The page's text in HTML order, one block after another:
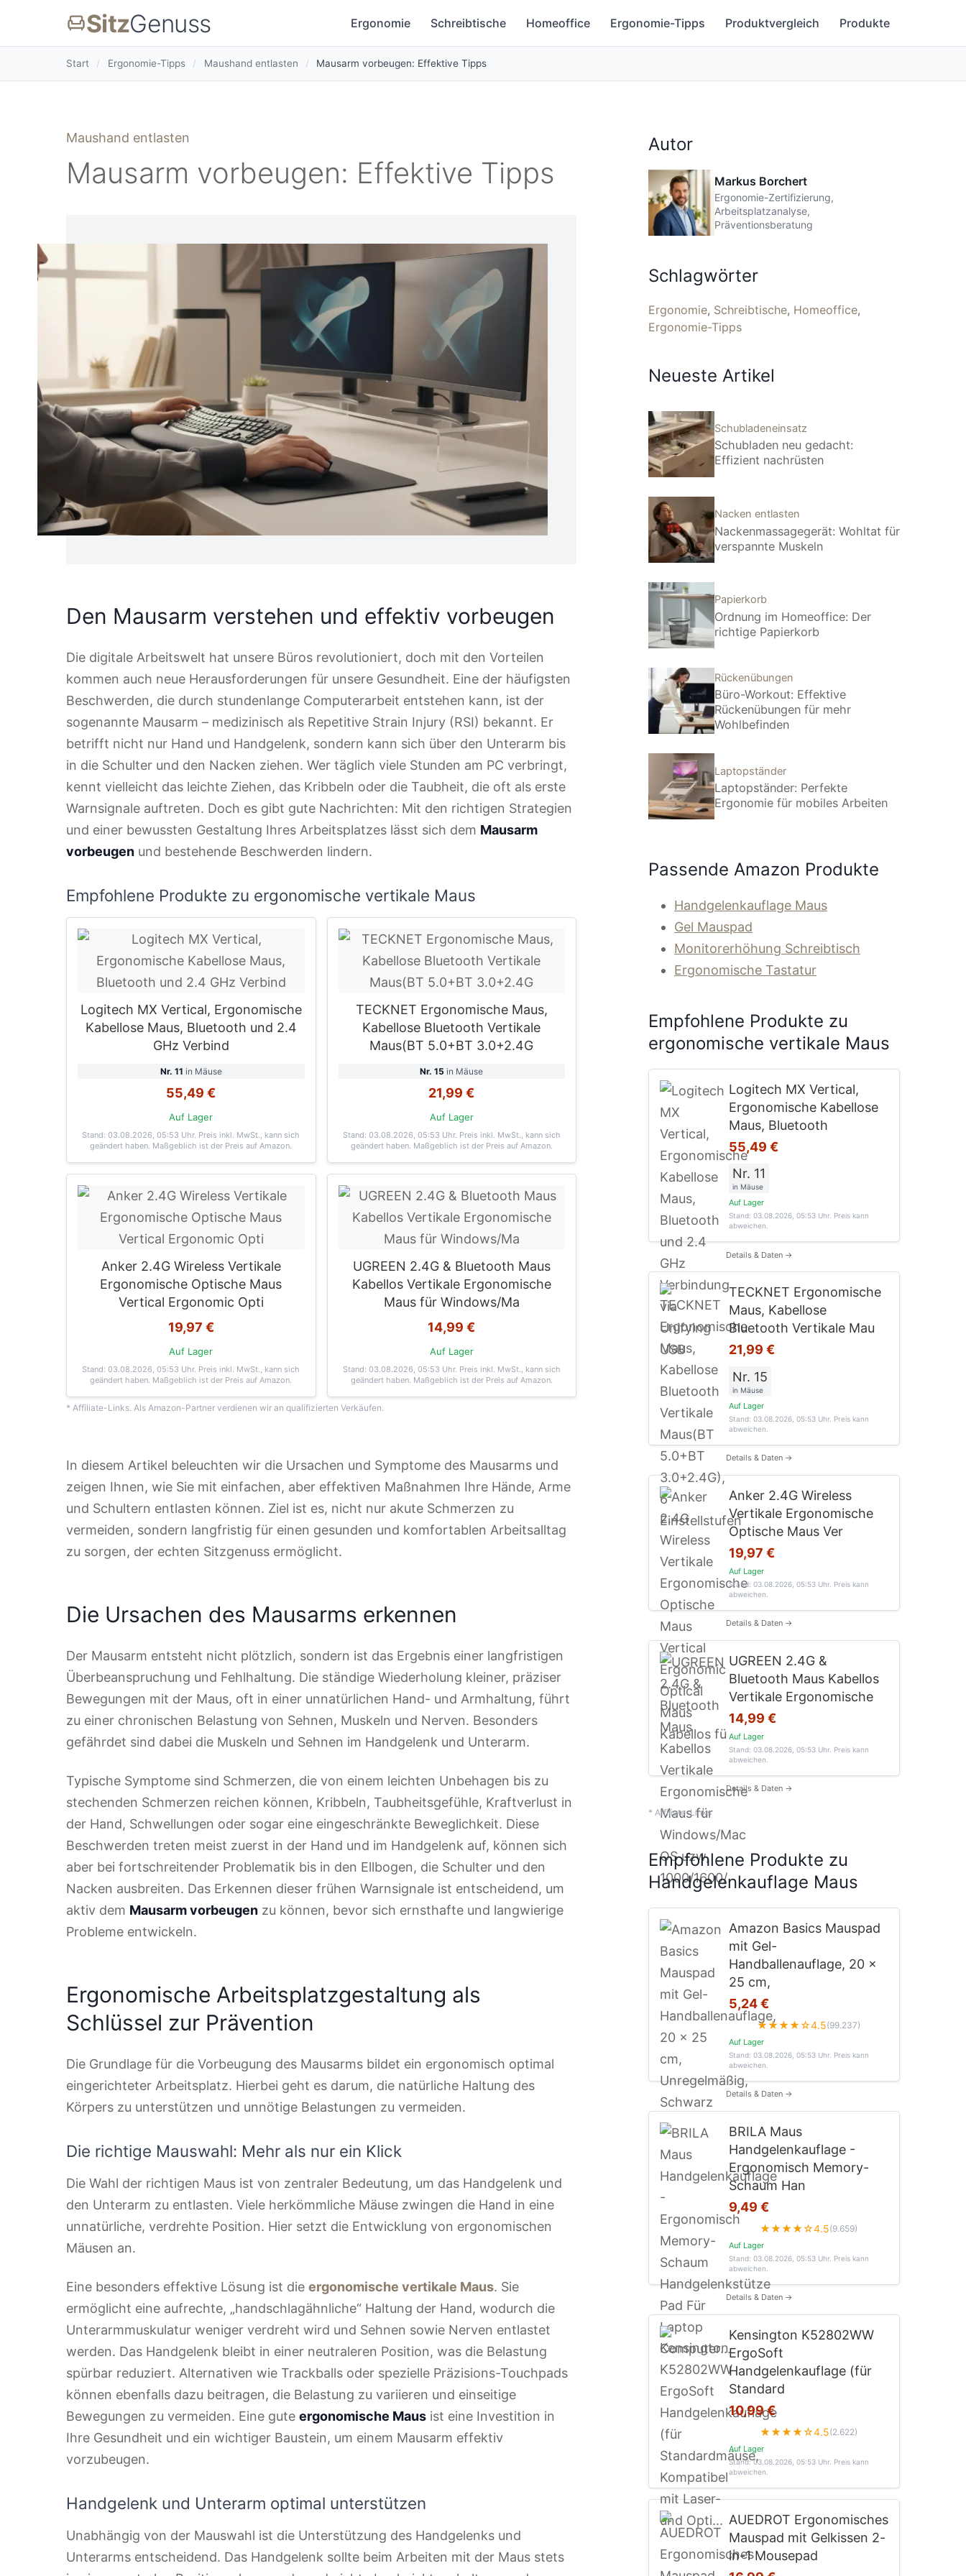
SitzGenuss Ergonomie Schreibtische Homeoffice Ergonomie-Tipps Produktvergleich Produkte
Start / Ergonomie-Tipps / Maushand entlasten / Mausarm vorbeugen: Effektive Tipps
Maushand entlasten
Mausarm vorbeugen: Effektive Tipps
Den Mausarm verstehen und effektiv vorbeugen
Die digitale Arbeitswelt hat unsere Büros revolutioniert, doch mit den Vorteilen
kommen auch neue Herausforderungen für unsere Gesundheit. Eine der häufigsten
Beschwerden, die durch stundenlange Computerarbeit entstehen kann, ist der
sogenannte Mausarm – medizinisch als Repetitive Strain Injury (RSI) bekannt. Er
betrifft nicht nur Hand und Handgelenk, sondern kann sich über den Unterarm bis
in die Schulter und den Nacken ziehen. Wer täglich viele Stunden am PC verbringt,
kennt vielleicht das leichte Ziehen, das Kribbeln oder die Taubheit, die oft als erste
Warnsignale auftreten. Doch es gibt gute Nachrichten: Mit den richtigen Strategien
und einer bewussten Gestaltung Ihres Arbeitsplatzes lässt sich dem Mausarm
vorbeugen und bestehende Beschwerden lindern.
Empfohlene Produkte zu ergonomische vertikale Maus
Logitech MX Vertical, Ergonomische
Kabellose Maus, Bluetooth und 2.4
GHz Verbind
Nr. 11 in Mäuse
55,49 €
Auf Lager
Stand: 03.08.2026, 05:53 Uhr. Preis inkl. MwSt., kann sich
geändert haben. Maßgeblich ist der Preis auf Amazon.
TECKNET Ergonomische Maus,
Kabellose Bluetooth Vertikale
Maus(BT 5.0+BT 3.0+2.4G
Nr. 15 in Mäuse
21,99 €
Auf Lager
Stand: 03.08.2026, 05:53 Uhr. Preis inkl. MwSt., kann sich
geändert haben. Maßgeblich ist der Preis auf Amazon.
Anker 2.4G Wireless Vertikale
Ergonomische Optische Maus
Vertical Ergonomic Opti
19,97 €
Auf Lager
Stand: 03.08.2026, 05:53 Uhr. Preis inkl. MwSt., kann sich
geändert haben. Maßgeblich ist der Preis auf Amazon.
UGREEN 2.4G & Bluetooth Maus
Kabellos Vertikale Ergonomische
Maus für Windows/Ma
14,99 €
Auf Lager
Stand: 03.08.2026, 05:53 Uhr. Preis inkl. MwSt., kann sich
geändert haben. Maßgeblich ist der Preis auf Amazon.
* Affiliate-Links. Als Amazon-Partner verdienen wir an qualifizierten Verkäufen.
In diesem Artikel beleuchten wir die Ursachen und Symptome des Mausarms und
zeigen Ihnen, wie Sie mit einfachen, aber effektiven Maßnahmen Ihre Hände, Arme
und Schultern entlasten können. Ziel ist es, nicht nur akute Schmerzen zu
vermeiden, sondern langfristig für einen gesunden und komfortablen Arbeitsalltag
zu sorgen, der echten Sitzgenuss ermöglicht.
Die Ursachen des Mausarms erkennen
Der Mausarm entsteht nicht plötzlich, sondern ist das Ergebnis einer langfristigen
Überbeanspruchung und Fehlhaltung. Die ständige Wiederholung kleiner, präziser
Bewegungen mit der Maus, oft in einer unnatürlichen Hand- und Armhaltung, führt
zu einer chronischen Belastung von Sehnen, Muskeln und Nerven. Besonders
gefährdet sind dabei die Muskeln und Sehnen im Handgelenk und Unterarm.
Typische Symptome sind Schmerzen, die von einem leichten Unbehagen bis zu
stechenden Schmerzen reichen können, Kribbeln, Taubheitsgefühle, Kraftverlust in
der Hand, Schwellungen oder sogar eine eingeschränkte Beweglichkeit. Diese
Beschwerden treten meist zuerst in der Hand und im Handgelenk auf, können sich
aber bei fortschreitender Problematik bis in den Ellbogen, die Schulter und den
Nacken ausbreiten. Das Erkennen dieser frühen Warnsignale ist entscheidend, um
aktiv dem Mausarm vorbeugen zu können, bevor sich ernsthafte und langwierige
Probleme entwickeln.
Ergonomische Arbeitsplatzgestaltung als
Schlüssel zur Prävention
Die Grundlage für die Vorbeugung des Mausarms bildet ein ergonomisch optimal
eingerichteter Arbeitsplatz. Hierbei geht es darum, die natürliche Haltung des
Körpers zu unterstützen und unnötige Belastungen zu vermeiden.
Die richtige Mauswahl: Mehr als nur ein Klick
Die Wahl der richtigen Maus ist von zentraler Bedeutung, um das Handgelenk und
den Unterarm zu entlasten. Viele herkömmliche Mäuse zwingen die Hand in eine
unnatürliche, verdrehte Position. Hier setzt die Entwicklung von ergonomischen
Mäusen an.
Eine besonders effektive Lösung ist die ergonomische vertikale Maus. Sie
ermöglicht eine aufrechte, „handschlagähnliche“ Haltung der Hand, wodurch die
Unterarmmuskulatur weniger verdreht wird und Sehnen sowie Nerven entlastet
werden. Das Handgelenk bleibt in einer neutraleren Position, was die Belastung
spürbar reduziert. Alternativen wie Trackballs oder spezielle Präzisions-Touchpads
können ebenfalls dazu beitragen, die Belastung zu variieren und einseitige
Bewegungen zu vermeiden. Eine gute ergonomische Maus ist eine Investition in
Ihre Gesundheit und ein wichtiger Baustein, um einem Mausarm effektiv
vorzubeugen.
Handgelenk und Unterarm optimal unterstützen
Unabhängig von der Mauswahl ist die Unterstützung des Handgelenks und
Unterarms entscheidend. Das Handgelenk sollte beim Arbeiten mit der Maus stets
Autor
Markus Borchert
Ergonomie-Zertifizierung,
Arbeitsplatzanalyse,
Präventionsberatung
Schlagwörter
Ergonomie Schreibtische Homeoffice
Ergonomie-Tipps
Neueste Artikel
Schubladeneinsatz
Schubladen neu gedacht:
Effizient nachrüsten
Nacken entlasten
Nackenmassagegerät: Wohltat für
verspannte Muskeln
Papierkorb
Ordnung im Homeoffice: Der
richtige Papierkorb
Rückenübungen
Büro-Workout: Effektive
Rückenübungen für mehr
Wohlbefinden
Laptopständer
Laptopständer: Perfekte
Ergonomie für mobiles Arbeiten
Passende Amazon Produkte
Handgelenkauflage Maus
Gel Mauspad
Monitorerhöhung Schreibtisch
Ergonomische Tastatur
Empfohlene Produkte zu
ergonomische vertikale Maus
Logitech MX Vertical,
Ergonomische Kabellose
Maus, Bluetooth
55,49 €
Nr. 11
in Mäuse
Auf Lager
Stand: 03.08.2026, 05:53 Uhr. Preis kann
abweichen.
Details & Daten →
TECKNET Ergonomische
Maus, Kabellose
Bluetooth Vertikale Mau
21,99 €
Nr. 15
in Mäuse
Auf Lager
Stand: 03.08.2026, 05:53 Uhr. Preis kann
abweichen.
Details & Daten →
Anker 2.4G Wireless
Vertikale Ergonomische
Optische Maus Ver
19,97 €
Auf Lager
Stand: 03.08.2026, 05:53 Uhr. Preis kann
abweichen.
Details & Daten →
UGREEN 2.4G &
Bluetooth Maus Kabellos
Vertikale Ergonomische
14,99 €
Auf Lager
Stand: 03.08.2026, 05:53 Uhr. Preis kann
abweichen.
Details & Daten →
* Affiliate-Links
Empfohlene Produkte zu
Handgelenkauflage Maus
Amazon Basics Mauspad
mit Gel-
Handballenauflage, 20 x
25 cm,
5,24 €
★★★★☆4.5(99.237)
Auf Lager
Stand: 03.08.2026, 05:53 Uhr. Preis kann
abweichen.
Details & Daten →
BRILA Maus
Handgelenkauflage -
Ergonomisch Memory-
Schaum Han
9,49 €
★★★★☆4.5(9.659)
Auf Lager
Stand: 03.08.2026, 05:53 Uhr. Preis kann
abweichen.
Details & Daten →
Kensington K52802WW
ErgoSoft
Handgelenkauflage (für
Standard
10,99 €
★★★★☆4.5(2.622)
Auf Lager
Stand: 03.08.2026, 05:53 Uhr. Preis kann
abweichen.
AUEDROT Ergonomisches
Mauspad mit Gelkissen 2-
in-1 Mousepad